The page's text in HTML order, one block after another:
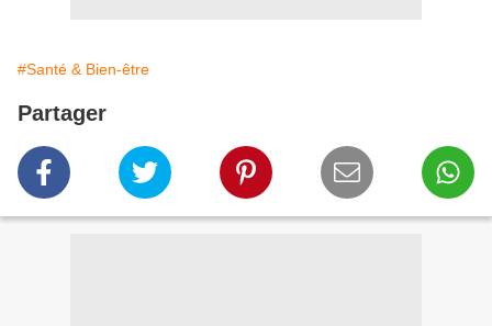
#Santé & Bien-être
Partager